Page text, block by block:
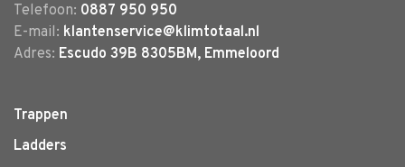
Telefoon: 0887 950 950
E-mail: klantenservice@klimtotaal.nl
Adres: Escudo 39B 8305BM, Emmeloord
Trappen
Ladders